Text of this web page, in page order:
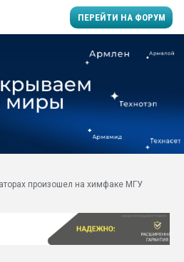
ПЕРЕЙТИ НА ФОРУМ
производство SPC
заводу пластмасс"
Подмосковье, Москва
28.07.2026
произошел на химфаке МГУ